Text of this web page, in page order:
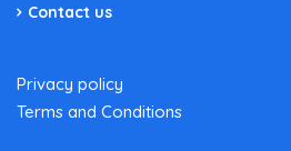
Contact us
Privacy policy
Terms and Conditions